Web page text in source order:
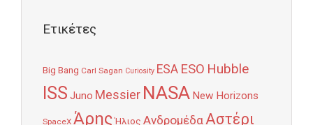
Ετικέτες
Big Bang Carl Sagan Curiosity ESA ESO Hubble
ISS Juno Messier NASA New Horizons
SpaceX Άρης Ήλιος ΑνδρομέδαΑστέρι